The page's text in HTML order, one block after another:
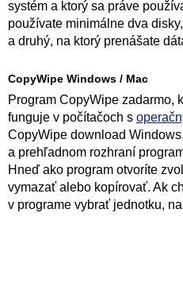
systém a ktorý sa práve
používate minimálne dva
a druhý, na ktorý prenášate
CopyWipe Windows / Mac
Program CopyWipe zadarmo,
funguje v počítačoch s
CopyWipe download
a prehľadnom rozhraní
Hneď ako program otvoríte
vymazať alebo kopírovať. Ak
v programe vybrať jednotku,